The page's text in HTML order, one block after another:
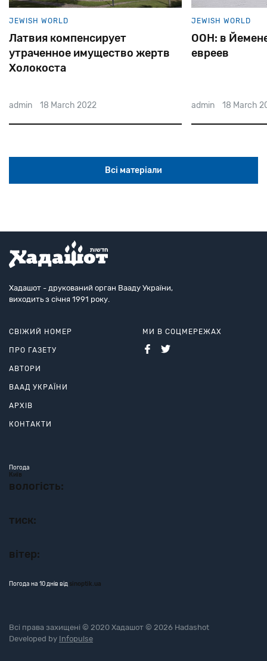
JEWISH WORLD
Латвия компенсирует
утраченное имущество жертв
Холокоста
admin 18 March 2022
JEWISH WORLD
ООН: в
евреев
admin 18 March
Всі матеріали
Хадашот - друкований орган Вааду України,
виходить з січня 1991 року.
СВІЖИЙ НОМЕР
ПРО ГАЗЕТУ
АВТОРИ
ВААД УКРАЇНИ
АРХІВ
КОНТАКТИ
МИ В СОЦМЕРЕЖАХ
Погода
Київ
вологість:
тиск:
вітер:
Погода на 10 днів від sinoptik.ua
Всі права захищені © 2020 Хадашот © 2026 Hadashot
Developed by Infopulse